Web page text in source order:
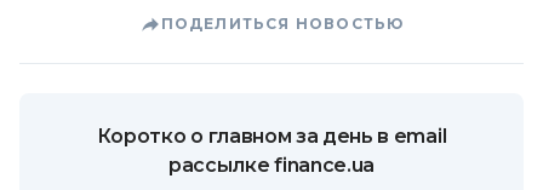
ПОДЕЛИТЬСЯ НОВОСТЬЮ
Коротко о главном за день в email
рассылке finance.ua